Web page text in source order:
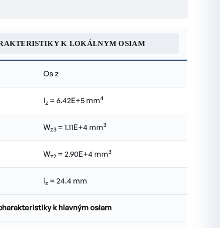
K LOKÁLNYM OSIAM
Os z
Iz = 6.42E+5 mm4
Wz3 = 1.11E+4 mm3
Wz2 = 2.90E+4 mm3
iz = 24.4 mm
k hlavným osiam